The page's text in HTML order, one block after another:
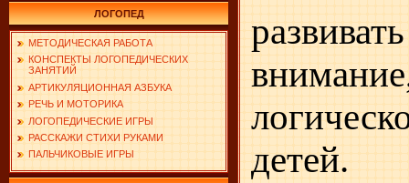
ЛОГОПЕД
МЕТОДИЧЕСКАЯ РАБОТА
КОНСПЕКТЫ ЛОГОПЕДИЧЕСКИХ
ЗАНЯТИЙ
АРТИКУЛЯЦИОННАЯ АЗБУКА
РЕЧЬ И МОТОРИКА
ЛОГОПЕДИЧЕСКИЕ ИГРЫ
РАССКАЖИ СТИХИ РУКАМИ
ПАЛЬЧИКОВЫЕ ИГРЫ
детей.